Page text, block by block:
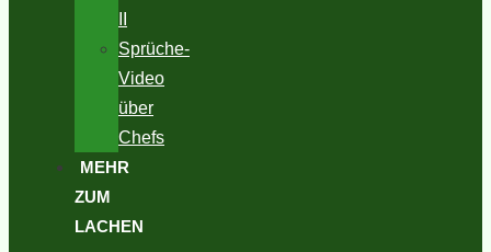
Sprüche-
Video
über
Chefs
MEHR
ZUM
LACHEN